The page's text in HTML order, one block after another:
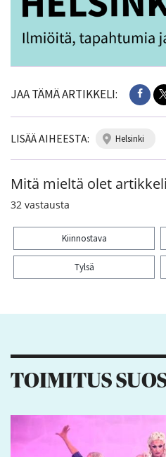
JAA TÄMÄ ARTIKKELI:
LISÄÄ AIHEESTA: helsinki
Mitä mieltä olet
32 vastausta
Kiinnostava
Tylsä
TOIMITUS